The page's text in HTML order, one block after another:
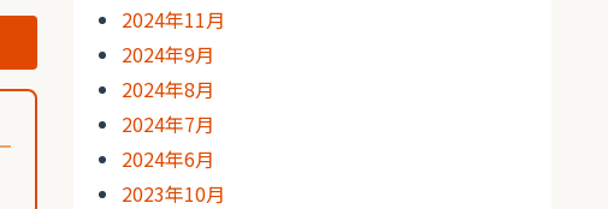
2024年11月
2024年9月
2024年8月
2024年7月
2024年6月
2023年10月